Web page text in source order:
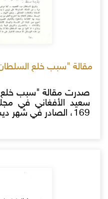
مقالة "سبب خلع السلطان
صدرت مقالة "سبب خلع
سعيد الأفغاني في
169، الصادر في شهر ديسمبر 1972